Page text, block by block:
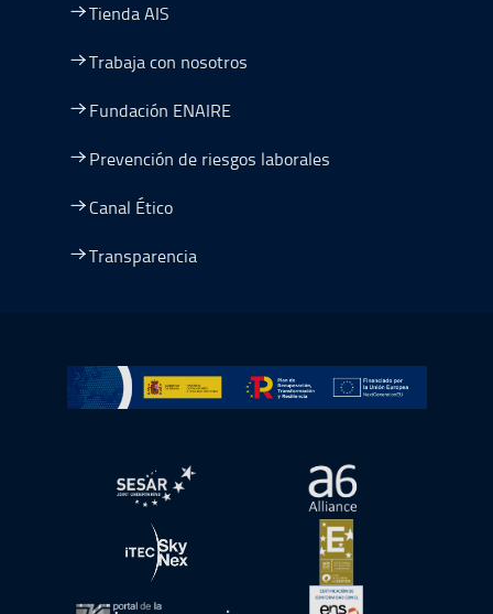
Tienda AIS
Trabaja con nosotros
Fundación ENAIRE
Prevención de riesgos laborales
Canal Ético
Transparencia
Ir a Plan de Recuperación, Transformación y
abre en ventana nueva abre en ventana
abre en ventana nueva abre en ventana